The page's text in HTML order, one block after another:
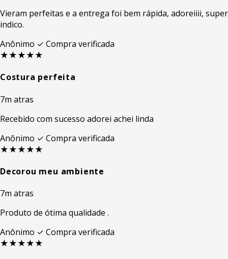
Vieram perfeitas e a entrega foi bem rápida, adoreiiii, super
indico.
Anônimo ✓ Compra verificada
★★★★★
Costura perfeita
7m atras
Recebido com sucesso adorei achei linda
Anônimo ✓ Compra verificada
★★★★★
Decorou meu ambiente
7m atras
Produto de ótima qualidade .
Anônimo ✓ Compra verificada
★★★★★